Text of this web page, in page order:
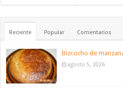
Reciente Popular Comentarios
Bizcocho de
agosto 5, 2026